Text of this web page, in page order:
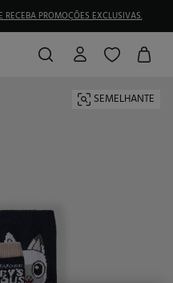
PROMOÇÕES EXCLUSIVAS.
SEMELHANTE